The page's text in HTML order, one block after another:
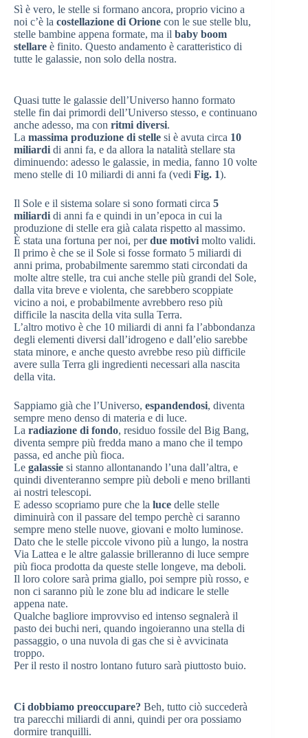
Sì è vero, le stelle si formano ancora, proprio vicino a
noi c’è la costellazione di Orione con le sue stelle blu,
stelle bambine appena formate, ma il baby boom
stellare è finito. Questo andamento è caratteristico di
tutte le galassie, non solo della nostra.
Quasi tutte le galassie dell’Universo hanno formato
stelle fin dai primordi dell’Universo stesso, e continuano
anche adesso, ma con ritmi diversi.
La massima produzione di stelle si è avuta circa 10
miliardi di anni fa, e da allora la natalità stellare sta
diminuendo: adesso le galassie, in media, fanno 10 volte
meno stelle di 10 miliardi di anni fa (vedi Fig. 1).
Il Sole e il sistema solare si sono formati circa 5
miliardi di anni fa e quindi in un’epoca in cui la
produzione di stelle era già calata rispetto al massimo.
È stata una fortuna per noi, perdue motivi molto validi.
Il primo è che se il Sole si fosse formato 5 miliardi di
anni prima, probabilmente saremmo stati circondati da
molte altre stelle, tra cui anche stelle più grandi del Sole,
dalla vita breve e violenta, che sarebbero scoppiate
vicino a noi, e probabilmente avrebbero reso più
difficile la nascita della vita sulla Terra.
L’altro motivo è che 10 miliardi di anni fa l’abbondanza
degli elementi diversi dall’idrogeno e dall’elio sarebbe
stata minore, e anche questo avrebbe reso più difficile
avere sulla Terra gli ingredienti necessari alla nascita
della vita.
Sappiamo già che l’Universo, espandendosi, diventa
sempre meno denso di materia e di luce.
La radiazione di fondo, residuo fossile del Big Bang,
diventa sempre più fredda mano a mano che il tempo
passa, ed anche più fioca.
Le galassie si stanno allontanando l’una dall’altra, e
quindi diventeranno sempre più deboli e meno brillanti
ai nostri telescopi.
E adesso scopriamo pure che la luce delle stelle
diminuirà con il passare del tempo perchè ci saranno
sempre meno stelle nuove, giovani e molto luminose.
Dato che le stelle piccole vivono più a lungo, la nostra
Via Lattea e le altre galassie brilleranno di luce sempre
più fioca prodotta da queste stelle longeve, ma deboli.
Il loro colore sarà prima giallo, poi sempre più rosso, e
non ci saranno più le zone blu ad indicare le stelle
appena nate.
Qualche bagliore improvviso ed intenso segnalerà il
pasto dei buchi neri, quando ingoieranno una stella di
passaggio, o una nuvola di gas che si è avvicinata
troppo.
Per il resto il nostro lontano futuro sarà piuttosto buio.
Ci dobbiamo preoccupare? Beh, tutto ciò succederà
tra parecchi miliardi di anni, quindi per ora possiamo
dormire tranquilli.